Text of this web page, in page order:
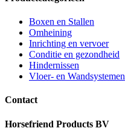
Boxen en Stallen
Omheining
Inrichting en vervoer
Conditie en gezondheid
Hindernissen
Vloer- en Wandsystemen
Contact
Horsefriend Products BV